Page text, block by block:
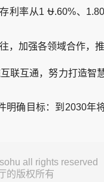
从1 ⛎.60%、
加强各领域合作，推
互通，努力打造智
目标：到2030年
all rights reserved
的版权所有